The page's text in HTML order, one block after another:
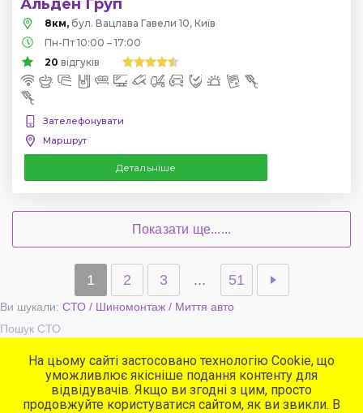
Альден Груп
8км, бул. Вацлава Гавели 10, Київ
Пн-Пт 10:00 – 17:00
20 відгуків
Зателефонувати
Маршрут
Детальніше
Показати ще......
1 2 3 ... 51
Ви шукали: СТО / Шиномонтаж / Миття авто
Пошук СТО
Популярні сервіси
СТО
Автомийки
На цьому сайті застосовано технологію Cookie, що
уможливлює якісніше подання контенту для
відвідувачів. Якщо ви згодні з цим, просто
продовжуйте користуватися сайтом, як ви звикли. В